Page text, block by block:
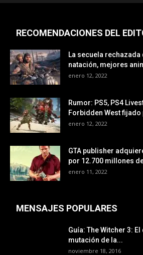
RECOMENDACIONES DEL
La secuela rechazada
natación, mejores
enero 12, 2022
Rumor: PS5, PS4
Forbidden West
enero 12, 2022
GTA publisher
por 12.700 millones
enero 11, 2022
MENSAJES POPULARES
Guía: The Witcher 3:
mutación de la...
noviembre 18, 2016